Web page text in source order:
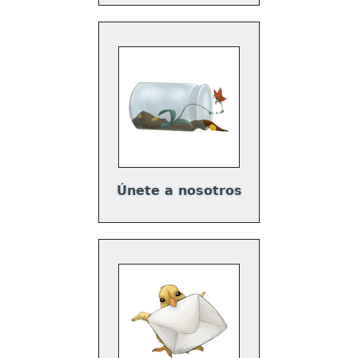
Únete a nosotros